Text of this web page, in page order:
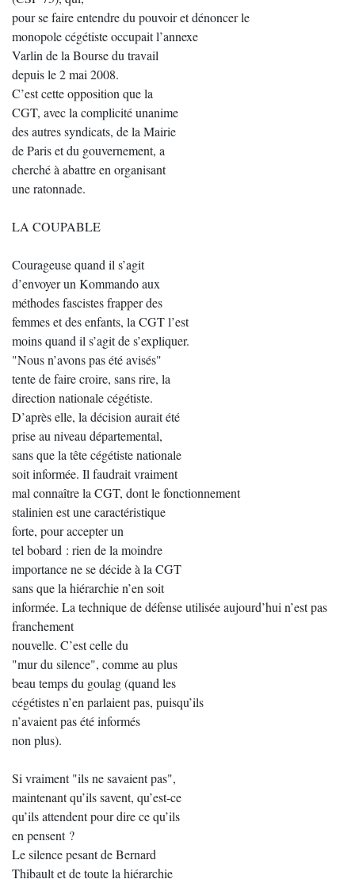
pour se faire entendre du pouvoir et dénoncer le
monopole cégétiste occupait l’annexe
Varlin de la Bourse du travail
depuis le 2 mai 2008.
C’est cette opposition que la
CGT, avec la complicité unanime
des autres syndicats, de la Mairie
de Paris et du gouvernement, a
cherché à abattre en organisant
une ratonnade.
LA COUPABLE
Courageuse quand il s’agit
d’envoyer un Kommando aux
méthodes fascistes frapper des
femmes et des enfants, la CGT l’est
moins quand il s’agit de s’expliquer.
"Nous n’avons pas été avisés"
tente de faire croire, sans rire, la
direction nationale cégétiste.
D’après elle, la décision aurait été
prise au niveau départemental,
sans que la tête cégétiste nationale
soit informée. Il faudrait vraiment
mal connaître la CGT, dont le fonctionnement
stalinien est une caractéristique
forte, pour accepter un
tel bobard : rien de la moindre
importance ne se décide à la CGT
sans que la hiérarchie n’en soit
informée. La technique de défense utilisée aujourd’hui n’est pas
franchement
nouvelle. C’est celle du
"mur du silence", comme au plus
beau temps du goulag (quand les
cégétistes n’en parlaient pas, puisqu’ils
n’avaient pas été informés
non plus).
Si vraiment "ils ne savaient pas",
maintenant qu’ils savent, qu’est-ce
qu’ils attendent pour dire ce qu’ils
en pensent ?
Le silence pesant de Bernard
Thibault et de toute la hiérarchie